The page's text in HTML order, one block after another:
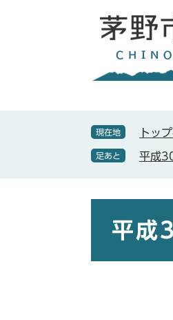
現在地 トッ
足あと 平成
平成